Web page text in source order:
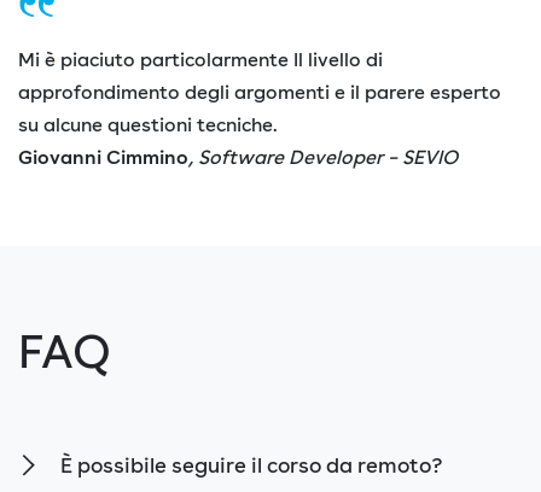
Mi è piaciuto particolarmente Il livello di
approfondimento degli argomenti e il parere esperto
su alcune questioni tecniche.
Giovanni Cimmino, Software Developer – SEVIO
FAQ
È possibile seguire il corso da remoto?